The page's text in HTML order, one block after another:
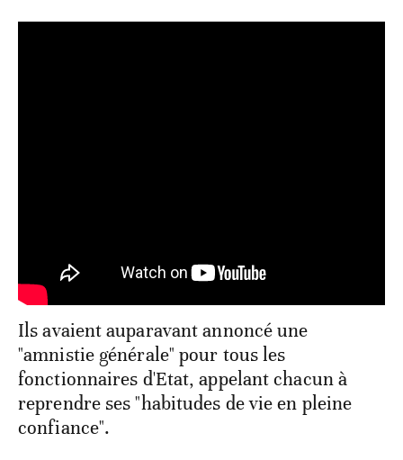
Ils avaient auparavant annoncé une
"amnistie générale" pour tous les
fonctionnaires d'Etat, appelant chacun à
reprendre ses "habitudes de vie en pleine
confiance".